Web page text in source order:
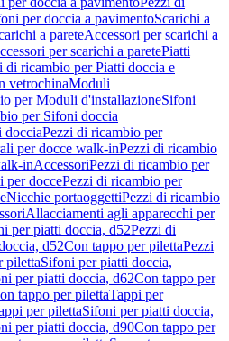
per doccia a pavimentoScarichi a
a pareteAccessori per scarichi a
per scarichi a paretePiatti
di ricambio per Piatti doccia e
vetrochinaModuli
per Moduli d'installazioneSifoni
per Sifoni doccia
docciaPezzi di ricambio per
per docce walk-inPezzi di ricambio
inAccessoriPezzi di ricambio per
per doccePezzi di ricambio per
Nicchie portaoggettiPezzi di ricambio
Allacciamenti agli apparecchi per
per piatti doccia, d52Pezzi di
d52Con tappo per pilettaPezzi
pilettaSifoni per piatti doccia,
per piatti doccia, d62Con tappo per
tappo per pilettaTappi per
per pilettaSifoni per piatti doccia,
per piatti doccia, d90Con tappo per